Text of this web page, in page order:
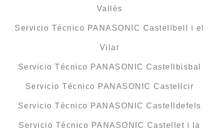
Vallès
Servicio Técnico PANASONIC Castellbell i el
Vilar
Servicio Técnico PANASONIC Castellbisbal
Servicio Técnico PANASONIC Castellcir
Servicio Técnico PANASONIC Castelldefels
Servicio Técnico PANASONIC Castellet i la